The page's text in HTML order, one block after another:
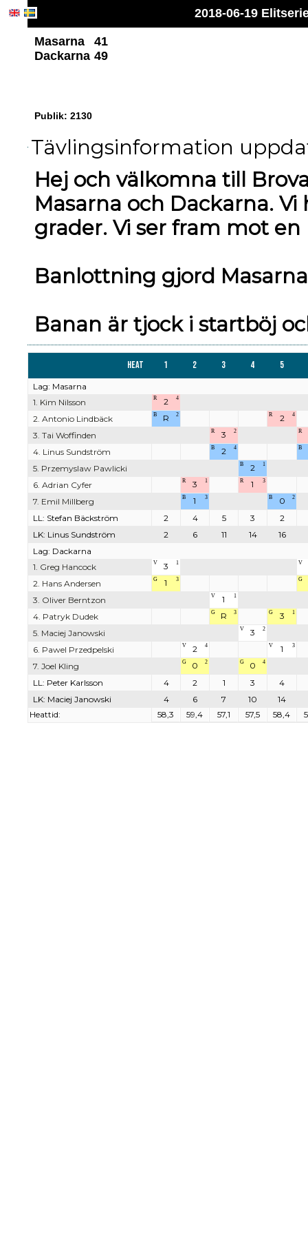
2018-06-19
Masarna
41
Dackarna 49
Publik: 2130
Tävlingsinformation
Hej och välkomna till
Masarna och Dackarna.
grader. Vi ser fram mot
Banlottning gjord
Banan är tjock i startböj
Heat 1 2 3 4 5
Lag: Masarna
1. Kim Nilsson
R 2 4
2. Antonio Lindbäck B R 2 R 2 4
3. Tai Woffinden R 3 2 R
4. Linus Sundström B 2 4 B
5. Przemyslaw Pawlicki B 2 1
6. Adrian Cyfer R 3 1 R 1 3
7. Emil Millberg B 1 3 B 0 2
LL: Stefan Bäckström 2 4 5 3
2
LK: Linus Sundström
2 6 11 14 16
Lag: Dackarna
1. Greg Hancock
V 3 1 V
2. Hans Andersen G 1 3 G
3. Oliver Berntzon V 1 1
4. Patryk Dudek G R 3 G 3 1
5. Maciej Janowski V 3 2
6. Pawel Przedpelski V 2 4 V 1 3
7. Joel Kling G 0 2 G 0 4
LL: Peter Karlsson 4 2 1 3
4
LK: Maciej Janowski
4 6 7 10 14
Heattid:
58,3 59,4 57,1 57,5 58,4